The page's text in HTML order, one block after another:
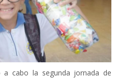
cabo la segunda jornada de